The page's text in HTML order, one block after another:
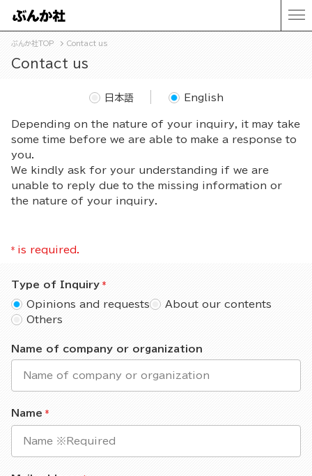
ぶんか社TOP Contact us
Contact us
Depending on the nature of your inquiry, it may take
some time before we are able to make a response to
you.
We kindly ask for your understanding if we are
unable to reply due to the missing information or
the nature of your inquiry.
日本語 English
* is required.
Type of Inquiry
Opinions and requests
About our contents
Others
Name of company or organization
Name